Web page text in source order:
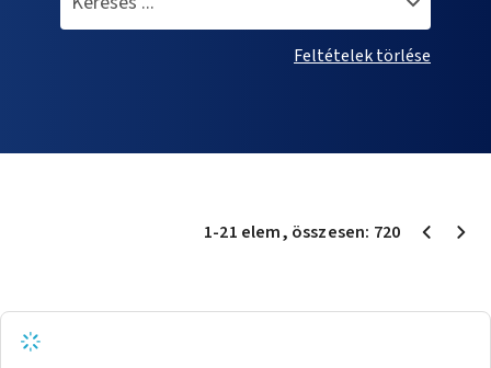
Feltételek törlése
1-21 elem, összesen: 720